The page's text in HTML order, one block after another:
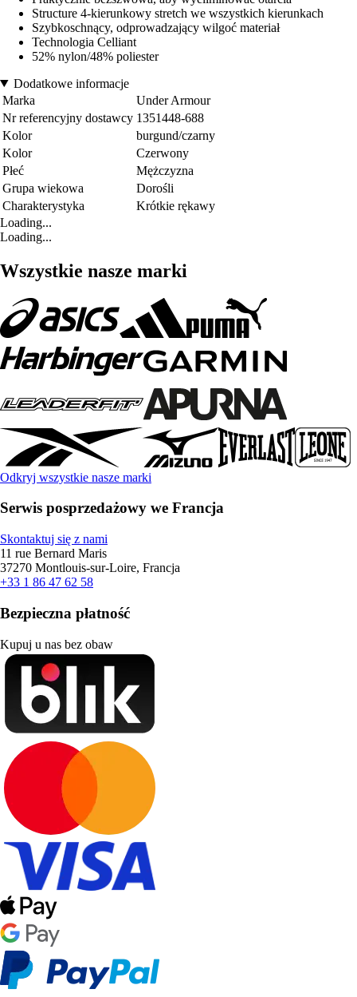
Structure 4-kierunkowy stretch we wszystkich kierunkach
Szybkoschnący, odprowadzający wilgoć materiał
Technologia Celliant
52% nylon/48% poliester
Dodatkowe informacje
Marka
Under Armour
Nr referencyjny dostawcy 1351448-688
Kolor
burgund/czarny
Kolor
Czerwony
Płeć
Mężczyzna
Grupa wiekowa
Dorośli
Charakterystyka
Krótkie rękawy
Loading...
Loading...
Wszystkie nasze marki
Odkryj wszystkie nasze marki
Serwis posprzedażowy we Francja
Skontaktuj się z nami
11 rue Bernard Maris
37270 Montlouis-sur-Loire, Francja
+33 1 86 47 62 58
Bezpieczna płatność
Kupuj u nas bez obaw